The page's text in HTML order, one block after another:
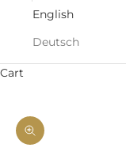
English
Deutsch
Cart
Zoom picture